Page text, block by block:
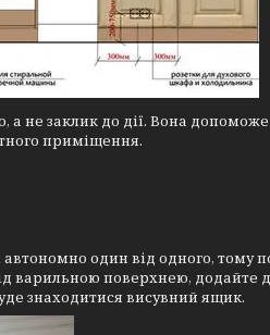
а не заклик до дії. Вона
приміщення.
один від одного, тому
варильною поверхнею, додайте
знаходитися висувний ящик.